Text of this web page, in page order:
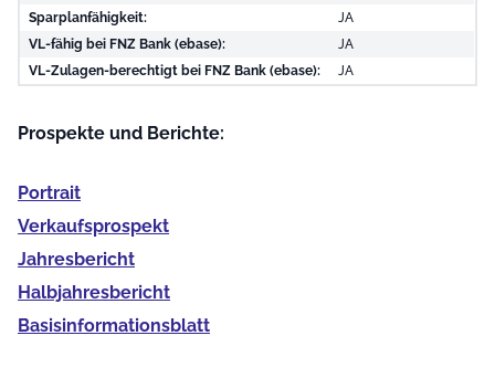
Sparplanfähigkeit:
JA
VL-fähig bei FNZ Bank (ebase):
JA
VL-Zulagen-berechtigt bei FNZ Bank (ebase):
JA
Prospekte und Berichte:
Portrait
Verkaufs­prospekt
Jahres­bericht
Halb­jahres­bericht
Basis­informationsblatt